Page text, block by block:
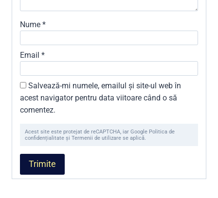
Nume *
Email *
Salvează-mi numele, emailul și site-ul web în
acest navigator pentru data viitoare când o să
comentez.
Acest site este protejat de reCAPTCHA, iar Google Politica de
confidențialitate și Termenii de utilizare se aplică.